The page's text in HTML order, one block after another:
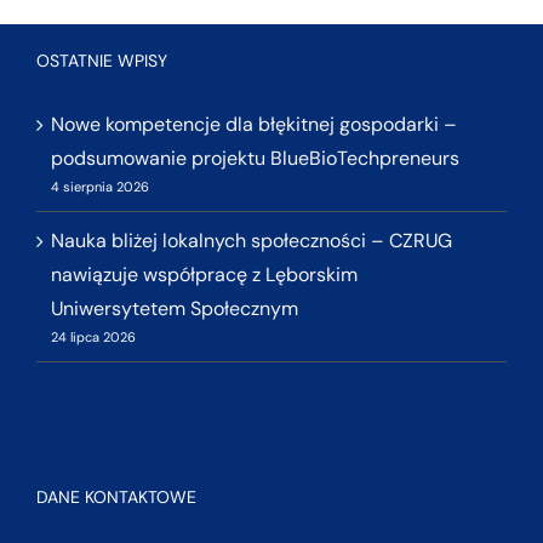
OSTATNIE WPISY
Nowe kompetencje dla błękitnej gospodarki –
podsumowanie projektu BlueBioTechpreneurs
4 sierpnia 2026
Nauka bliżej lokalnych społeczności – CZRUG
nawiązuje współpracę z Lęborskim
Uniwersytetem Społecznym
24 lipca 2026
DANE KONTAKTOWE